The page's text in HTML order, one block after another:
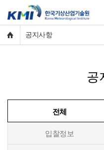
공지사항
공
전체
입찰정보